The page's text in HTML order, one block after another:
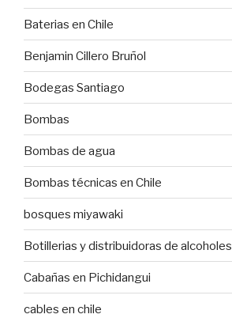
Baterias en Chile
Benjamin Cillero Bruñol
Bodegas Santiago
Bombas
Bombas de agua
Bombas técnicas en Chile
bosques miyawaki
Botillerias y distribuidoras de alcoholes
Cabañas en Pichidangui
cables en chile